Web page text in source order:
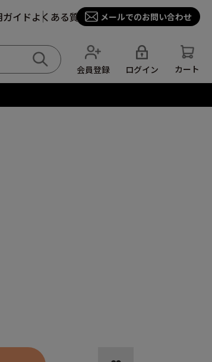
ガイドよくある質問 メールでのお問い合わせ
会員登録 ログイン カート